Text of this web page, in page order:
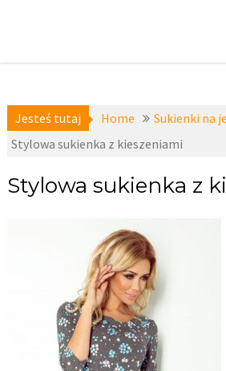
Jesteś tutaj Home
Sukienki na
Stylowa sukienka z kieszeniami
Stylowa sukienka z